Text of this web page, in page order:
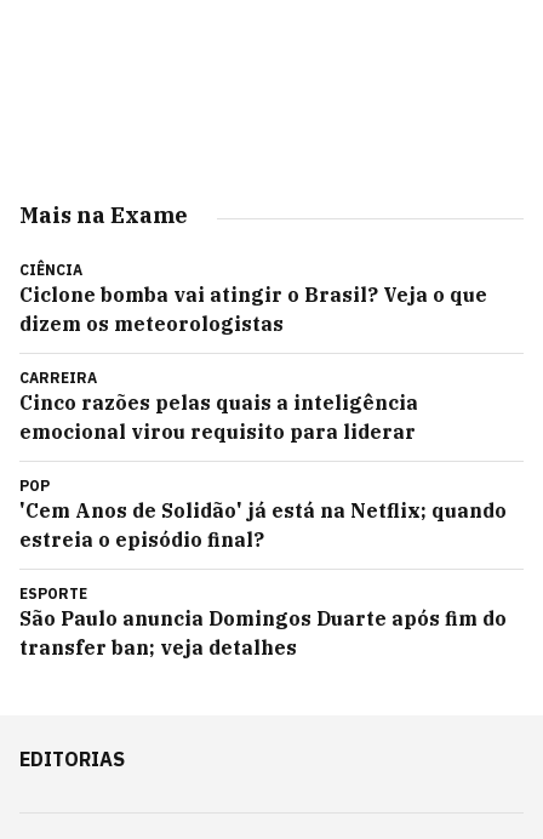
Mais na Exame
CIÊNCIA
Ciclone bomba vai atingir o Brasil? Veja o que
dizem os meteorologistas
CARREIRA
Cinco razões pelas quais a inteligência
emocional virou requisito para liderar
POP
'Cem Anos de Solidão' já está na Netflix; quando
estreia o episódio final?
ESPORTE
São Paulo anuncia Domingos Duarte após fim do
transfer ban; veja detalhes
EDITORIAS